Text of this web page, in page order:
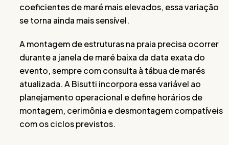
coeficientes de maré mais elevados, essa variação
se torna ainda mais sensível.
A montagem de estruturas na praia precisa ocorrer
durante a janela de maré baixa da data exata do
evento, sempre com consulta à tábua de marés
atualizada. A Bisutti incorpora essa variável ao
planejamento operacional e define horários de
montagem, cerimônia e desmontagem compatíveis
com os ciclos previstos.